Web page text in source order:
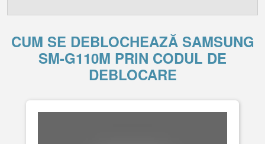
CUM SE DEBLOCHEAZĂ SAMSUNG
SM-G110M PRIN CODUL DE
DEBLOCARE